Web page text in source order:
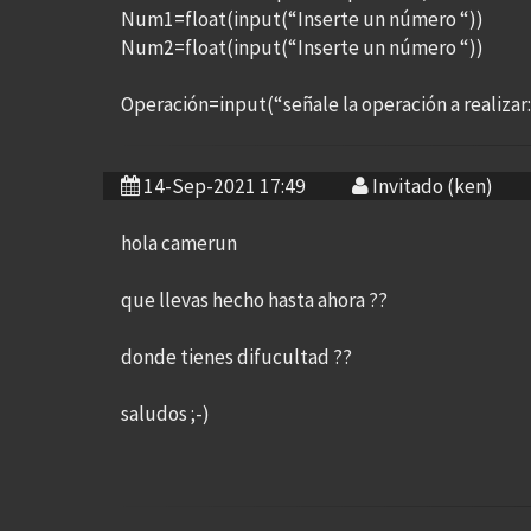
Num1=float(input(“Inserte un número “))
Num2=float(input(“Inserte un número “))
Operación=input(“señale la operación a
14-Sep-2021 17:49 Invitado (ken)
hola camerun
que llevas hecho hasta ahora ??
donde tienes difucultad ??
saludos ;-)